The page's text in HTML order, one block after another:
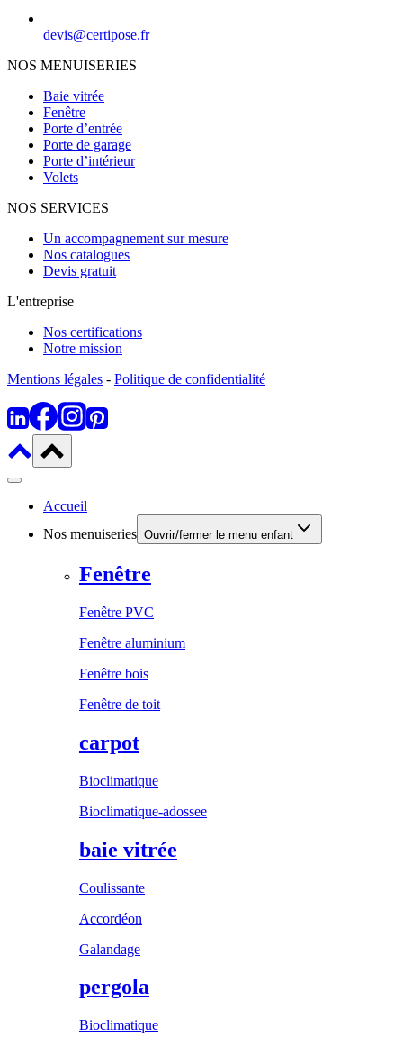
devis@certipose.fr
NOS MENUISERIES
Baie vitrée
Fenêtre
Porte d’entrée
Porte de garage
Porte d’intérieur
Volets
NOS SERVICES
Un accompagnement sur mesure
Nos catalogues
Devis gratuit
L'entreprise
Nos certifications
Notre mission
Mentions légales - Politique de confidentialité
Accueil
Nos menuiseries Ouvrir/fermer le menu enfant
Fenêtre
Fenêtre PVC
Fenêtre aluminium
Fenêtre bois
Fenêtre de toit
carpot
Bioclimatique
Bioclimatique-adossee
baie vitrée
Coulissante
Accordéon
Galandage
pergola
Bioclimatique